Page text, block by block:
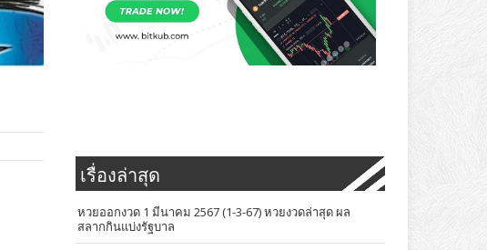
เรื่องล่าสุด
หวยออกงวด 1 มีนาคม 2567 (1-3-67) หวยงวดล่าสุด ผล
สลากกินแบ่งรัฐบาล